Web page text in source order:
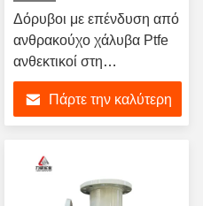
Δόρυβοι με επένδυση από
ανθρακούχο χάλυβα Ptfe
ανθεκτικοί στη
θερμοκρασία ανθεκτικοί
στην φθορά
Πάρτε την καλύτερη